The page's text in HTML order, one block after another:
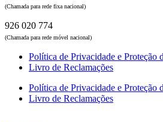
(Chamada para rede fixa nacional)
926 020 774
(Chamada para rede móvel nacional)
Política de Privacidade e Proteção
Livro de Reclamações
Política de Privacidade e Proteção
Livro de Reclamações